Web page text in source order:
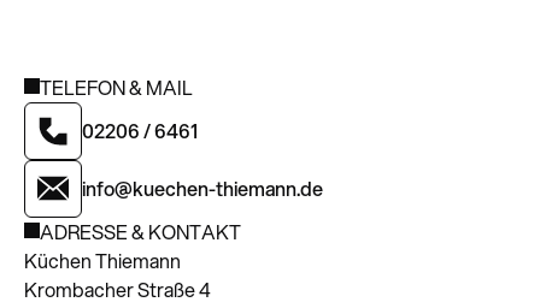
TELEFON & MAIL
02206 / 6461
info@kuechen-thiemann.de
ADRESSE & KONTAKT
Küchen Thiemann
Krombacher Straße 4